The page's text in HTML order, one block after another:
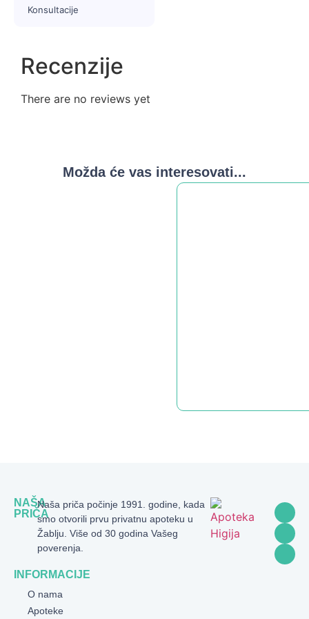
Konsultacije
Recenzije
There are no reviews yet
Možda će vas interesovati...
NAŠA
PRIČA
Naša priča počinje 1991. godine, kada
smo otvorili prvu privatnu apoteku u
Žablju. Više od 30 godina Vašeg
poverenja.
INFORMACIJE
O nama
Apoteke